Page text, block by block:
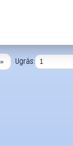
» Ugrás: